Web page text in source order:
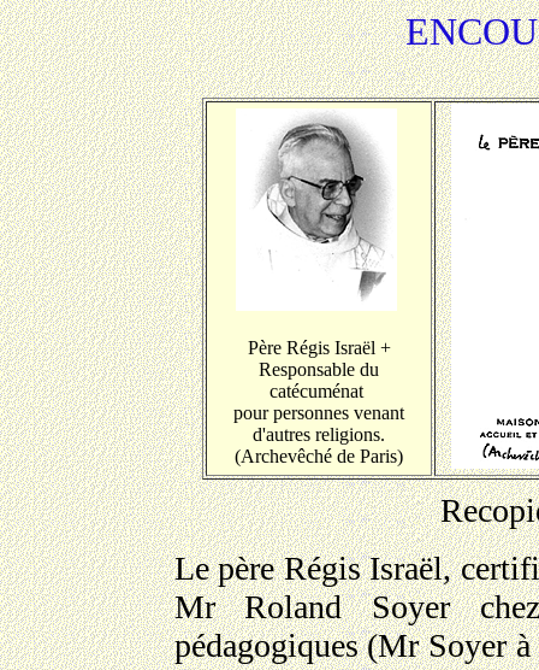
Père Régis Israël +
Responsable du
catécuménat
pour personnes venant
d'autres religions.
(Archevêché de Paris)
Le père Régis Israël,
Mr Roland Soyer
pédagogiques (Mr Soyer